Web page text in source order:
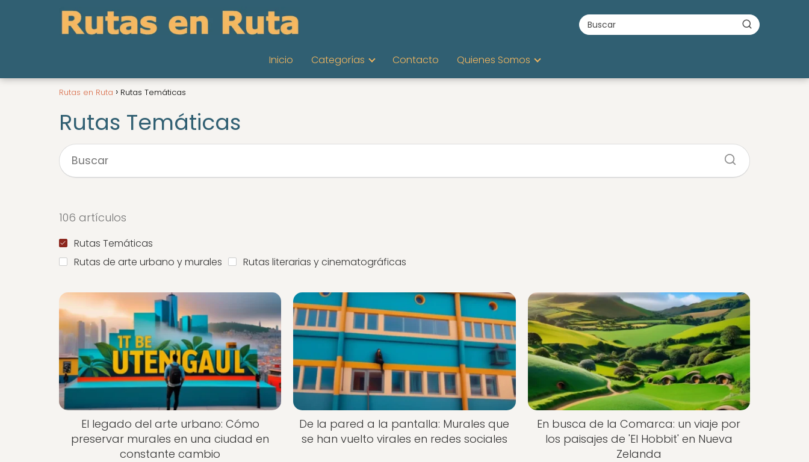
Inicio Categorías Contacto Quienes Somos
Rutas en Ruta Rutas Temáticas
Rutas Temáticas
106 artículos
Rutas Temáticas
Rutas de arte urbano y murales
Rutas literarias y cinematográficas
El legado del arte urbano: Cómo
preservar murales en una ciudad en
constante cambio
De la pared a la pantalla: Murales que
se han vuelto virales en redes sociales
En busca de la Comarca: un viaje por
los paisajes de 'El Hobbit' en Nueva
Zelanda